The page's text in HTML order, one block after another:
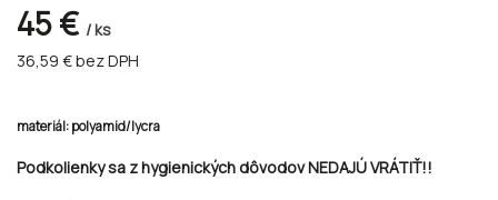
45 € / ks
36,59 €bez DPH
materiál: polyamid/lycra
Podkolienky sa z hygienických dôvodov NEDAJÚ VRÁTIŤ!!